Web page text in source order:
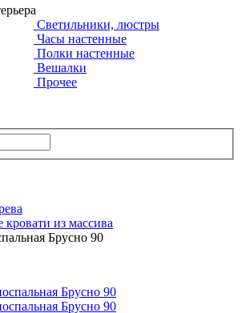
Светильники, люстры
Часы настенные
Полки настенные
Вешалки
Прочее
из массива
Брусно 90